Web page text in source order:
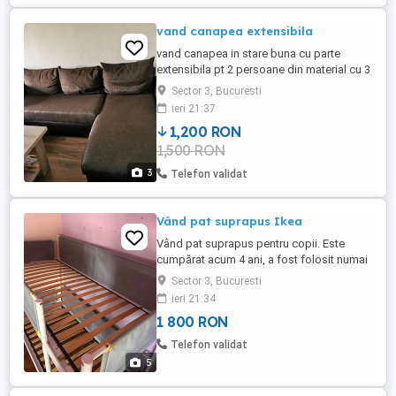
3
vand canapea extensibila
vand canapea in stare buna cu parte
extensibila pt 2 persoane din material cu 3
perneSector 3, Bucuresti
ieri 21:37
1,200 RON
1,500 RON
Telefon validat
5
Vând pat suprapus Ikea
Vând pat suprapus pentru copii. Este
cumpărat acum 4 ani, a fost folosit numai
partea de jos. Se vinde împreună cu cele
două saltele, una folosită de o fată în
vârstă de 16 ani, cea de-a doua saltea
este nefolosită. Dimensiunea saltelelor
este 200 x 90 cm. Dezasamblarea și
Sector 3, Bucuresti
ieri 21:34
1 800 RON
Telefon validat